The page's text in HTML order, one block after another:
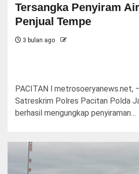
Tersangka Penyiram
Penjual Tempe
3 bulan ago
PACITAN l metrosoeryanews.net,
Satreskrim Polres Pacitan Polda
berhasil mengungkap penyiraman…